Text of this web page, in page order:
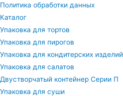
Политика обработки данных
Каталог
Упаковка для тортов
Упаковка для пирогов
Упаковка для кондитерских изделий
Упаковка для салатов
Двустворчатый контейнер Серии П
Упаковка для суши